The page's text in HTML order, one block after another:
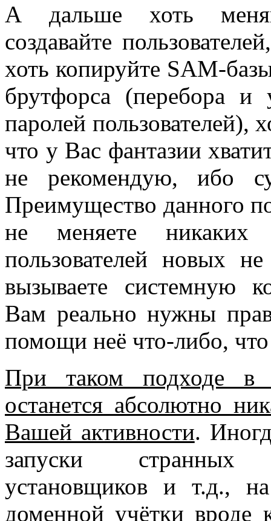
А дальше хоть
создавайте
хоть копируйте SAM-
брутфорса (перебора и
паролей пользователей),
что у Вас фантазии
не рекомендую, ибо
Преимущество данного
не меняете никаких
пользователей новых
вызываете системную
Вам реально нужны
помощи неё что-либо, что
При таком подходе в
останется абсолютно
Вашей активности.
запуски
установщиков и т.д.,
доменной учётки вроде